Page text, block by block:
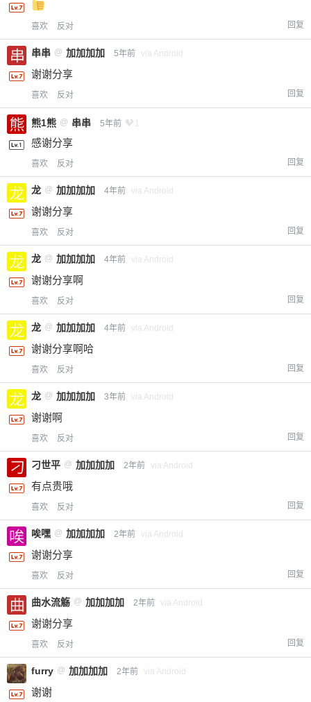
喜欢 反对 回复
串串 @ 加加加加 5年前 via Android
谢谢分享
喜欢 反对 回复
熊1熊 @ 串串 5年前 1
感谢分享
喜欢 反对 回复
龙 @ 加加加加 4年前 via Android
谢谢分享
喜欢 反对 回复
龙 @ 加加加加 4年前 via Android
谢谢分享啊
喜欢 反对 回复
龙 @ 加加加加 4年前 via Android
谢谢分享啊哈
喜欢 反对 回复
龙 @ 加加加加 3年前 via Android
谢谢啊
喜欢 反对 回复
刁世平 @ 加加加加 2年前 via Android
有点贵哦
喜欢 反对 回复
唉嘿 @ 加加加加 2年前 via Android
谢谢分享
喜欢 反对 回复
曲水流觞 @ 加加加加 2年前 via Android
谢谢分享
喜欢 反对 回复
furry @ 加加加加 2年前 via Android
谢谢